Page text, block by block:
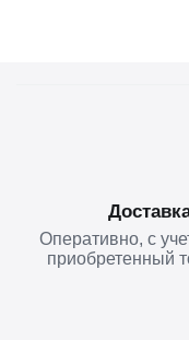
Оперативно, с
приобретенный